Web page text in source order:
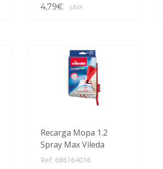
4,79€ s/IVA
Recarga Mopa 1.2
Spray Max Vileda
Ref: 686164016